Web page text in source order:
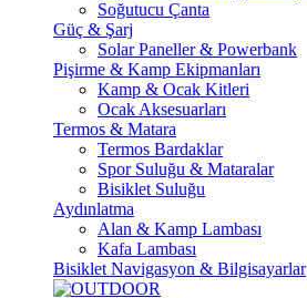
Soğutucu Çanta
Güç & Şarj
Solar Paneller & Powerbank
Pişirme & Kamp Ekipmanları
Kamp & Ocak Kitleri
Ocak Aksesuarları
Termos & Matara
Termos Bardaklar
Spor Suluğu & Mataralar
Bisiklet Suluğu
Aydınlatma
Alan & Kamp Lambası
Kafa Lambası
Bisiklet Navigasyon & Bilgisayarlar